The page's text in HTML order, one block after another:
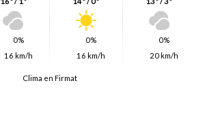
0%
16 km/h
0%
16 km/h
0%
20 km/h
Clima en Firmat